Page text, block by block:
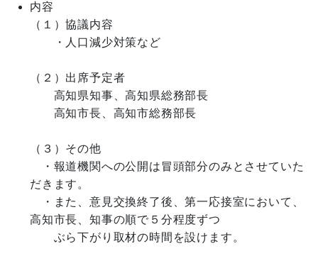
内容
（１）協議内容
・人口減少対策など
（２）出席予定者
高知県知事、高知県総務部長
高知市長、高知市総務部長
（３）その他
・報道機関への公開は冒頭部分のみとさせていた
だきます。
・また、意見交換終了後、第一応接室において、
高知市長、知事の順で５分程度ずつ